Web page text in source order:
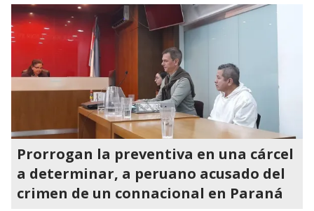
Prorrogan la preventiva en una cárcel
a determinar, a peruano acusado del
crimen de un connacional en Paraná